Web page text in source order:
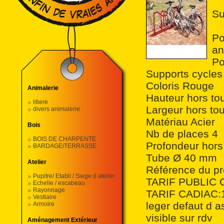
Animalerie
litiere
divers animalerie
Bois
BOIS DE CHARPENTE
BARDAGE/TERRASSE
Atelier
Pupitre/ Etabli / Siege d atelier
Echelle / escabeau
Rayonnage
Vestiaire
Armoire
Aménagement Extérieur
Supports
Coloris Rouge
Hauteur hors
Largeur hors
Matériau Acier
Nb de places 4
Profondeur
Tube Ø 40 mm
Référence du
TARIF PUBLIC
TARIF
leger defaut d
visible sur rdv